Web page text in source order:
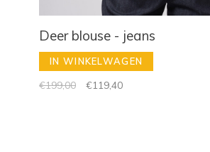
Deer blouse - jeans
IN WINKELWAGEN
€199,00 €119,40